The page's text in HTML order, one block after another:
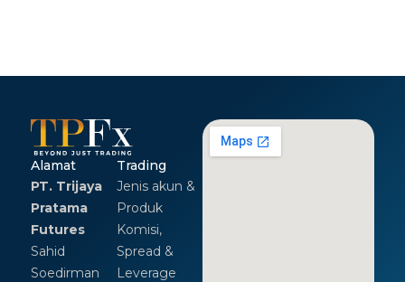
Alamat
PT. Trijaya
Pratama
Futures
Sahid
Soedirman
Trading
Jenis akun &
Produk
Komisi,
Spread &
Leverage